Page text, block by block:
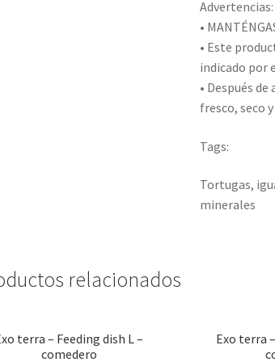
Advertencias:
•
• Este
indicado por
• Después
fresco, seco
Tags:
Tortugas,
minerales
relacionados
terra – Feeding dish L –
comedero
Exo terra